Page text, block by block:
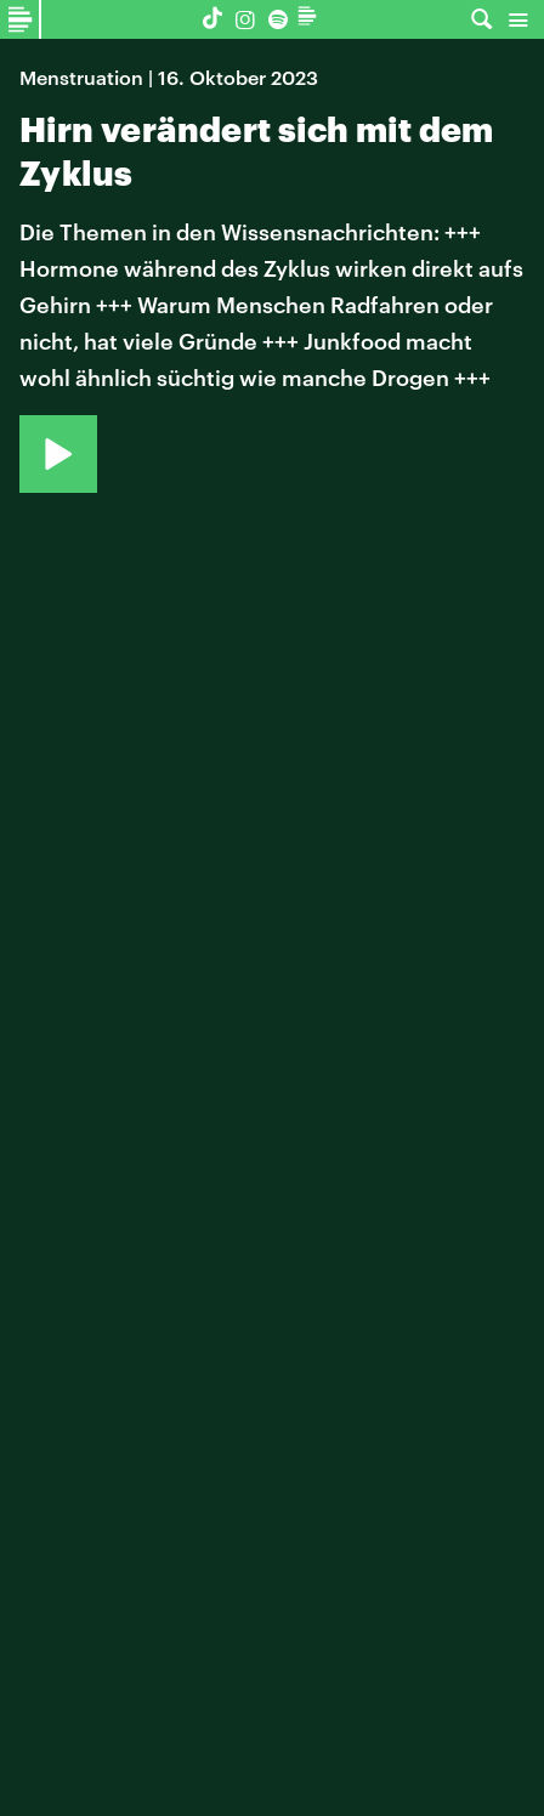
Menstruation | 16. Oktober 2023
Hirn verändert sich mit dem
Zyklus
Die Themen in den Wissensnachrichten: +++
Hormone während des Zyklus wirken direkt aufs
Gehirn +++ Warum Menschen Radfahren oder
nicht, hat viele Gründe +++ Junkfood macht
wohl ähnlich süchtig wie manche Drogen +++